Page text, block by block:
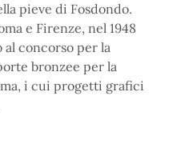
pieve di Fosdondo.
e Firenze, nel 1948
al concorso per la
bronzee per la
i cui progetti grafici